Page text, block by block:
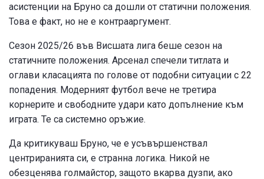
асистенции на Бруно са дошли от статични положения.
Това е факт, но не е контрааргумент.
Сезон 2025/26 във Висшата лига беше сезон на
статичните положения. Арсенал спечели титлата и
оглави класацията по голове от подобни ситуации с 22
попадения. Модерният футбол вече не третира
корнерите и свободните удари като допълнение към
играта. Те са системно оръжие.
Да критикуваш Бруно, че е усъвършенствал
центриранията си, е странна логика. Никой не
обезценява голмайстор, защото вкарва дузпи, ако